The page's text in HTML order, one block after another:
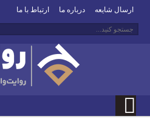
ارسال شایعه درباره ما ارتباط با ما